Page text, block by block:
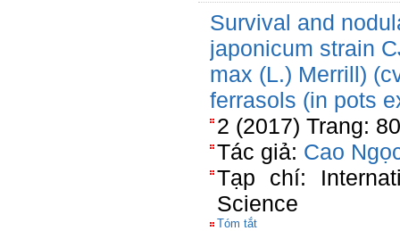
Survival and
japonicum strain
max (L.) Merrill)
ferrasols (in pots
2 (2017) Trang:
Tác giả: Cao
Tạp chí:
Science
Tóm tắt